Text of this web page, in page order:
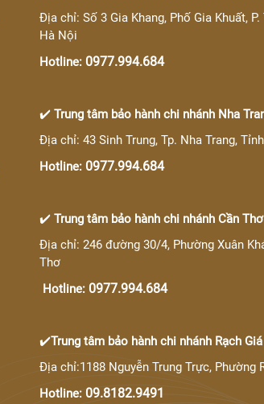
Địa chỉ: Số 3 Gia Khang, Phố Gia Khuất,
Hà Nội
Hotline: 0977.994.684
✔️ Trung tâm bảo hành chi nhánh Nha
Địa chỉ: 43 Sinh Trung, Tp. Nha Trang,
Hotline: 0977.994.684
✔️ Trung tâm bảo hành chi nhánh Cần
Địa chỉ: 246 đường 30/4, Phường Xuân
Thơ
Hotline: 0977.994.684
✔️Trung tâm bảo hành chi nhánh Rạch
Địa chỉ:1188 Nguyễn Trung Trực, Phường
Hotline: 09.8182.9491